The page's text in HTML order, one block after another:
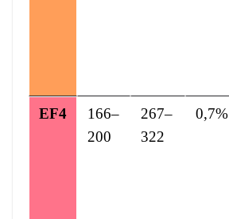
EF4
166–
200
267–
322
0,7%